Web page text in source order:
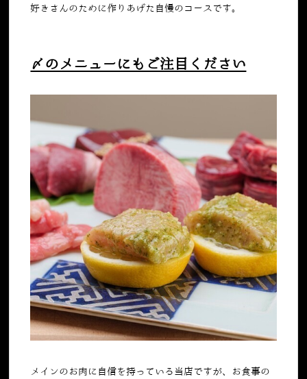
好きさんのために作りあげた自慢のコースです。
〆のメニューにもご注目ください
メインのお肉に自信を持っている当店ですが、お食事の